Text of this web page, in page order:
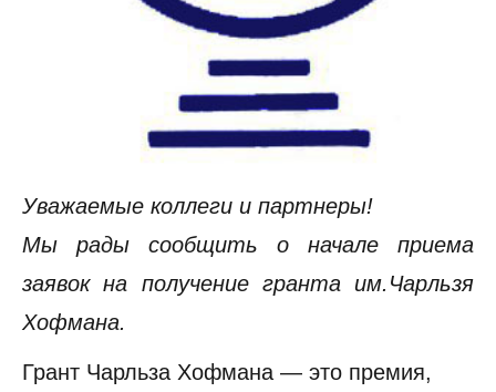
Уважаемые коллеги и партнеры!
Мы рады сообщить о начале приема
заявок на получение гранта им.Чарльзя
Хофмана.
Грант Чарльза Хофмана — это премия,